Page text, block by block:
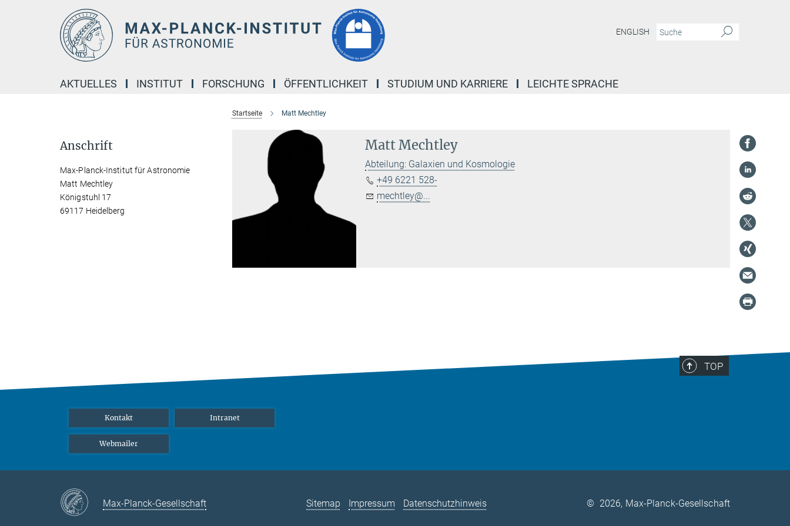
ENGLISH
AKTUELLES INSTITUT FORSCHUNG ÖFFENTLICHKEIT STUDIUM UND KARRIERE LEICHTE SPRACHE
Startseite Matt Mechtley
Matt Mechtley
Abteilung: Galaxien und Kosmologie
+49 6221 528-
mechtley@...
Anschrift
Max-Planck-Institut für Astronomie
Matt Mechtley
Königstuhl 17
69117 Heidelberg
TOP
Kontakt Intranet
Webmailer
Max-Planck-Gesellschaft Sitemap Impressum Datenschutzhinweis © 2026, Max-Planck-Gesellschaft